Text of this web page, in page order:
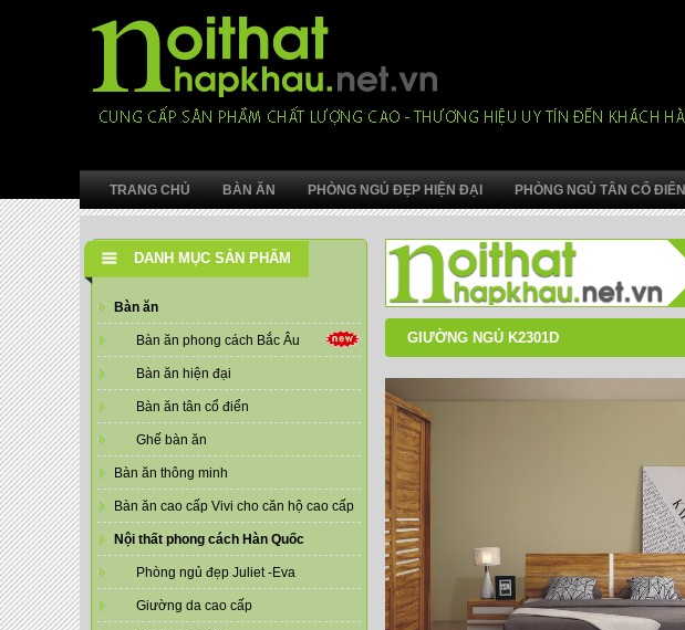
TRANG CHỦ BÀN ĂN PHÒNG NGỦ ĐẸP HIỆN ĐẠI PHÒNG NGỦ TÂN CỔ ĐIỂN
DANH MỤC SẢN PHẨM
Bàn ăn
Bàn ăn phong cách Bắc Âu
Bàn ăn hiện đại
Bàn ăn tân cổ điển
Ghế bàn ăn
Bàn ăn thông minh
Bàn ăn cao cấp Vivi cho căn hộ cao cấp
Nội thất phong cách Hàn Quốc
Phòng ngủ đẹp Juliet -Eva
Giường da cao cấp
GIƯỜNG NGỦ K2301D